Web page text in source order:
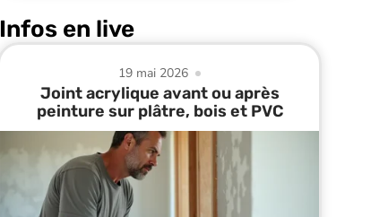
Infos en live
19 mai 2026
Joint acrylique avant ou après
peinture sur plâtre, bois et PVC